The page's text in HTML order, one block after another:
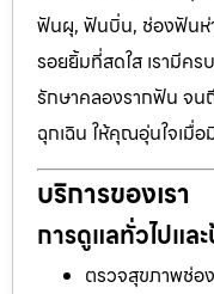
ฟันผุ, ฟันบิ่น, ช่องฟันห่
รอยยิ้มที่สดใส เรามีค
รักษาคลองรากฟัน จน
ฉุกเฉิน ให้คุณอุ่นใจเมื่
บริการของเรา
การดูแลทั่วไปแล
ตรวจสุขภาพช่อ